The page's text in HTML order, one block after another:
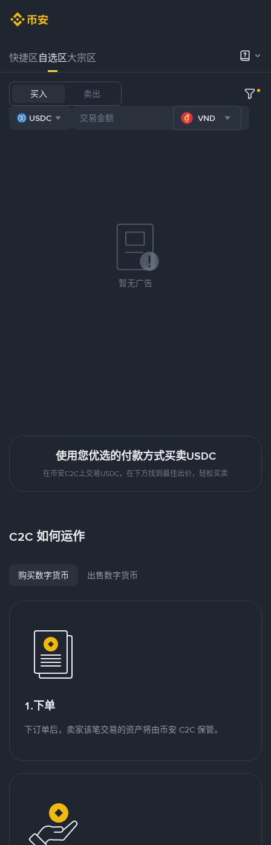
快捷区自选区大宗区
买入 卖出
USDC VND
暂无广告
使用您优选的付款方式买卖USDC
在币安C2C上交易USDC，在下方找到最佳出价，轻松买卖
C2C 如何运作
购买数字货币 出售数字货币
1.下单
下订单后，卖家该笔交易的资产将由币安 C2C 保管。